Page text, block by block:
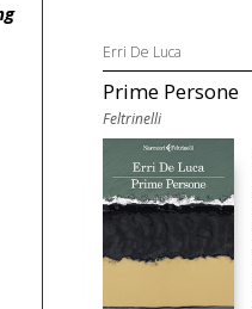
Erri De Luca
Prime Persone
Feltrinelli